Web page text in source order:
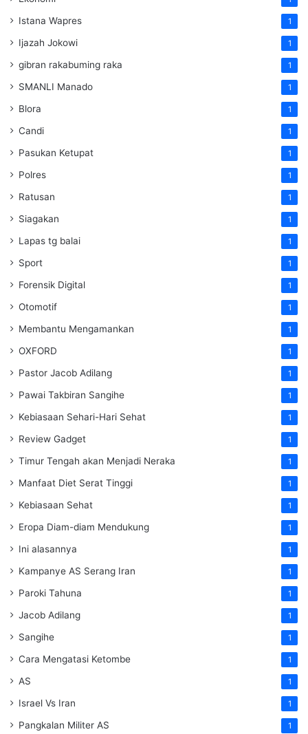
Istana Wapres 1
Ijazah Jokowi 1
gibran rakabuming raka 1
SMANLI Manado 1
Blora 1
Candi 1
Pasukan Ketupat 1
Polres 1
Ratusan 1
Siagakan 1
Lapas tg balai 1
Sport 1
Forensik Digital 1
Otomotif 1
Membantu Mengamankan 1
OXFORD 1
Pastor Jacob Adilang 1
Pawai Takbiran Sangihe 1
Kebiasaan Sehari-Hari Sehat 1
Review Gadget 1
Timur Tengah akan Menjadi Neraka 1
Manfaat Diet Serat Tinggi 1
Kebiasaan Sehat 1
Eropa Diam-diam Mendukung 1
Ini alasannya 1
Kampanye AS Serang Iran 1
Paroki Tahuna 1
Jacob Adilang 1
Sangihe 1
Cara Mengatasi Ketombe 1
AS 1
Israel Vs Iran 1
Pangkalan Militer AS 1